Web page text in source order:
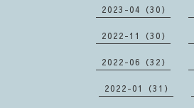
2023-04（30）
2022-11（30）
2022-06（32）
2022-01（31）